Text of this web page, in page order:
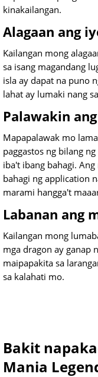
kinakailangan.
Alagaan ang
Kailangan mong
sa isang magandang
isla ay dapat na puno
lahat ay lumaki nang
Palawakin
Mapapalawak mo
paggastos ng bilang
iba't ibang bahagi.
bahagi ng application
marami hangga't
Labanan ang
Kailangan mong
mga dragon ay ganap
maipapakita sa
sa kalahati mo.
Bakit
Mania